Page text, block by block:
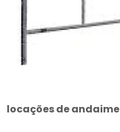
locações de andaime